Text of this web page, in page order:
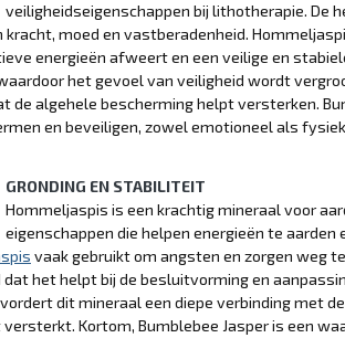
veiligheidseigenschappen bij lithotherapie. De
moed en vastberadenheid.
energieën afweert en een veilige en
het gevoel van veiligheid wordt
de algehele bescherming helpt versterken.
en beveiligen, zowel emotioneel als
GRONDING EN STABILITEIT
Hommeljaspis is een krachtig mineraal voor
eigenschappen die helpen energieën te
vaak gebruikt om angsten en zorgen weg
dat het helpt bij de besluitvorming en
dit mineraal een diepe verbinding met
Kortom, Bumblebee Jasper is een